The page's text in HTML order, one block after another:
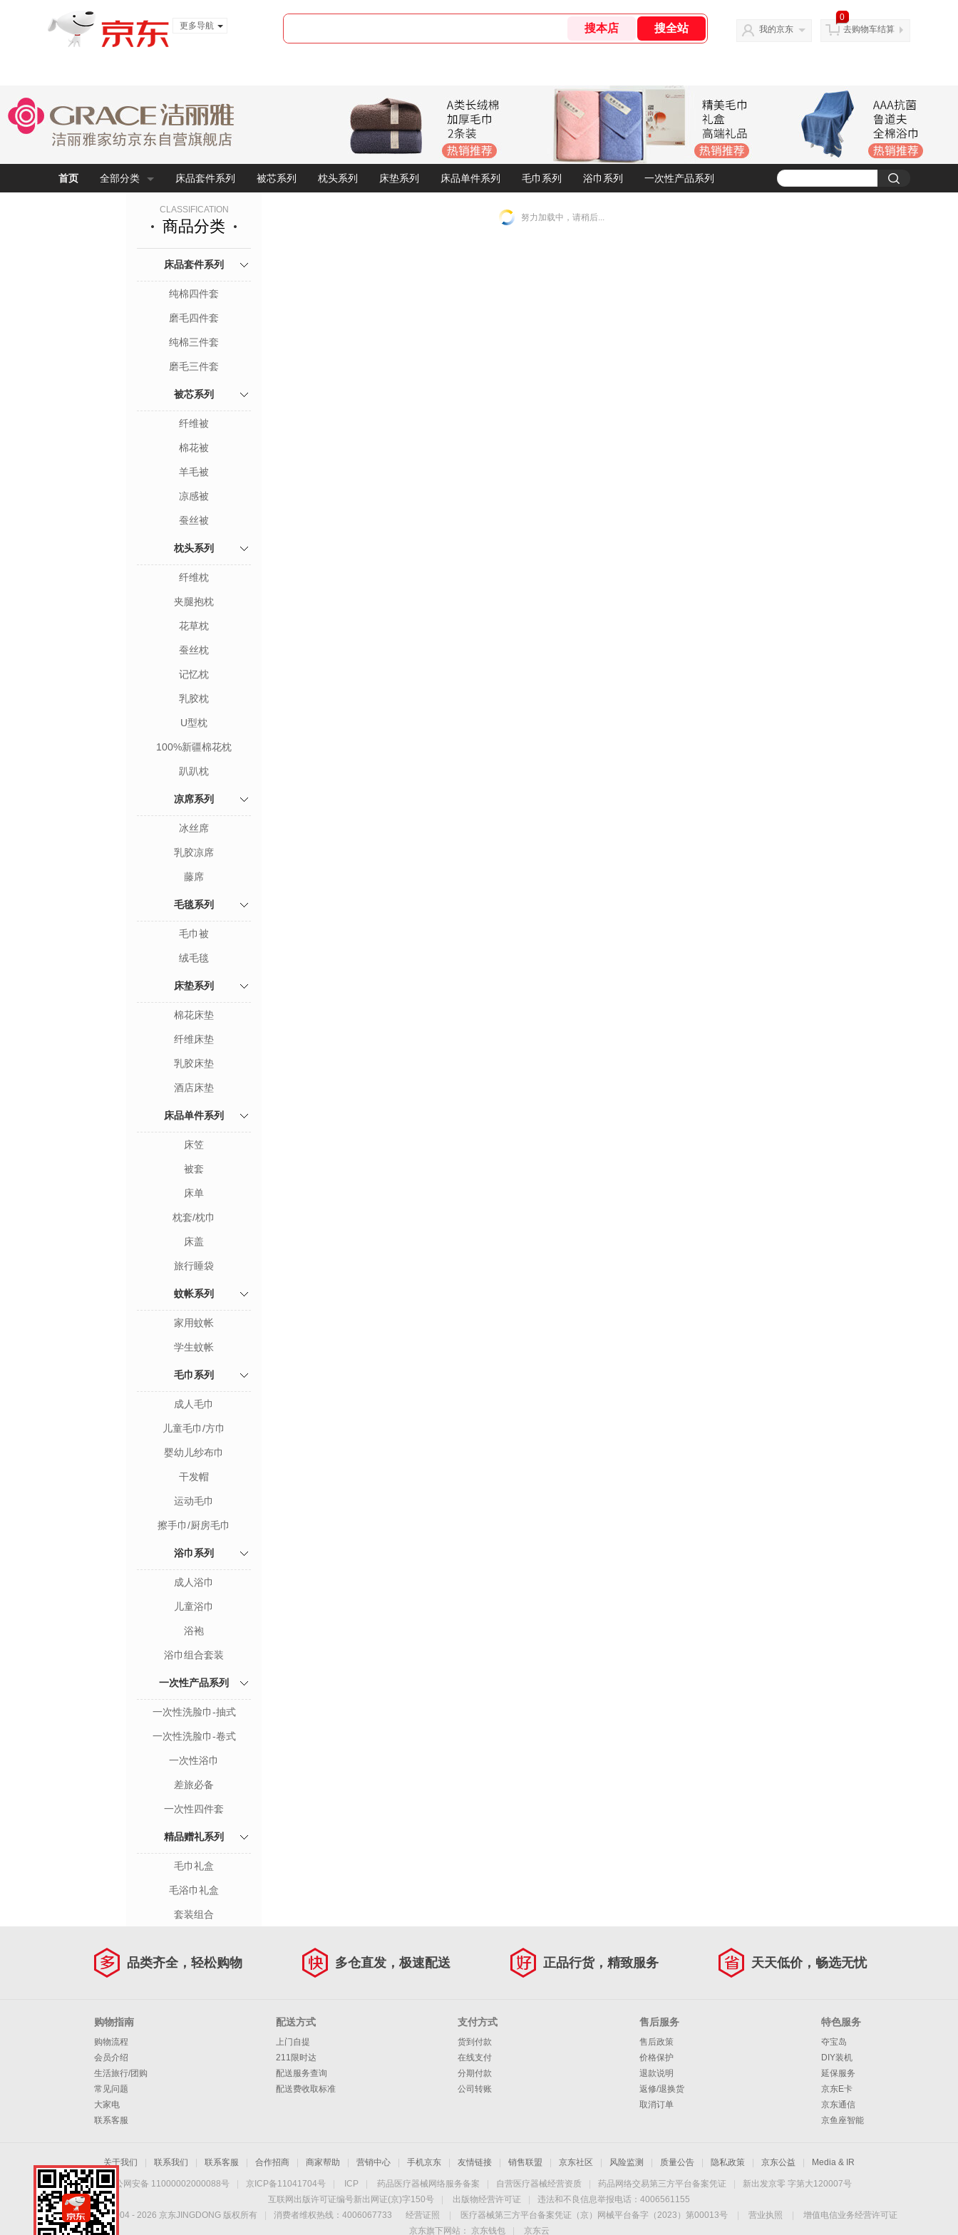
更多导航
我的京东
0
去购物车结算
首页 全部分类 床品套件系列 被芯系列 枕头系列 床垫系列 床品单件系列 毛巾系列 浴巾系列 一次性产品系列
CLASSIFICATION
商品分类
床品套件系列
纯棉四件套
磨毛四件套
纯棉三件套
磨毛三件套
被芯系列
纤维被
棉花被
羊毛被
凉感被
蚕丝被
枕头系列
纤维枕
夹腿抱枕
花草枕
蚕丝枕
记忆枕
乳胶枕
U型枕
100%新疆棉花枕
趴趴枕
凉席系列
冰丝席
乳胶凉席
藤席
毛毯系列
毛巾被
绒毛毯
床垫系列
棉花床垫
纤维床垫
乳胶床垫
酒店床垫
床品单件系列
床笠
被套
床单
枕套/枕巾
床盖
旅行睡袋
蚊帐系列
家用蚊帐
学生蚊帐
毛巾系列
成人毛巾
儿童毛巾/方巾
婴幼儿纱布巾
干发帽
运动毛巾
擦手巾/厨房毛巾
浴巾系列
成人浴巾
儿童浴巾
浴袍
浴巾组合套装
一次性产品系列
一次性洗脸巾-抽式
一次性洗脸巾-卷式
一次性浴巾
差旅必备
一次性四件套
精品赠礼系列
毛巾礼盒
毛浴巾礼盒
套装组合
努力加载中，请稍后...
品类齐全，轻松购物 多仓直发，极速配送 正品行货，精致服务 天天低价，畅选无忧
购物指南
购物流程
会员介绍
生活旅行/团购
常见问题
大家电
联系客服
配送方式
上门自提
211限时达
配送服务查询
配送费收取标准
支付方式
货到付款
在线支付
分期付款
公司转账
售后服务
售后政策
价格保护
退款说明
返修/退换货
取消订单
特色服务
夺宝岛
DIY装机
延保服务
京东E卡
京东通信
京鱼座智能
关于我们 联系我们 联系客服 合作招商 商家帮助 营销中心 手机京东 友情链接 销售联盟 京东社区 风险监测 质量公告 隐私政策 京东公益 Media & IR
京公网安备 11000002000088号 京ICP备11041704号 ICP 药品医疗器械网络服务备案 自营医疗器械经营资质 药品网络交易第三方平台备案凭证
新出发京零 字第大120007号
互联网出版许可证编号新出网证(京)字150号
出版物经营许可证
违法和不良信息举报电话：4006561155
Copyright © 2004 - 2026 京东JINGDONG 版权所有 消费者维权热线：4006067733 经营证照 医疗器械第三方平台备案凭证（京）网械平台备字（2023）第00013号 营业执照
增值电信业务经营许可证
京东旗下网站：
京东钱包 京东云